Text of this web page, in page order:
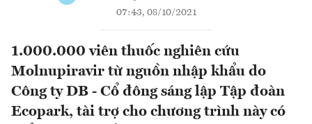
07:43, 08/10/2021
1.000.000 viên thuốc nghiên cứu
Molnupiravir từ nguồn nhập khẩu do
Công ty DB - Cổ đông sáng lập Tập đoàn
Ecopark, tài trợ cho chương trình này có